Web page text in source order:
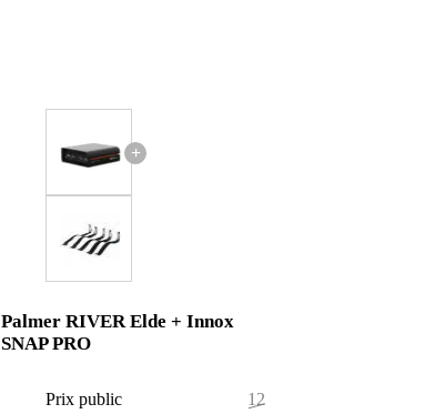
+
Palmer RIVER Elde + Innox
SNAP PRO
Prix public
125,50 €